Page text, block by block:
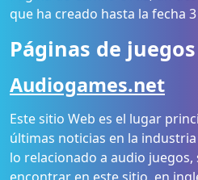
que ha creado hasta la fecha
Páginas de
Audiogames.net
Este sitio Web es el lugar
últimas noticias en la
lo relacionado a audio